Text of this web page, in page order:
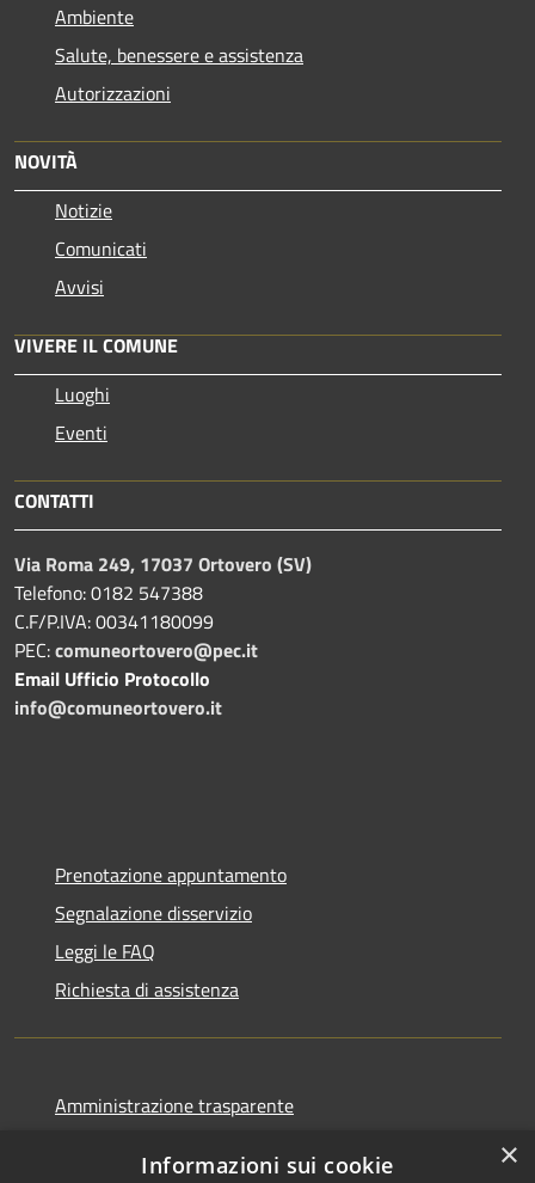
Ambiente
Salute, benessere e assistenza
Autorizzazioni
NOVITÀ
Notizie
Comunicati
Avvisi
VIVERE IL COMUNE
Luoghi
Eventi
CONTATTI
Via Roma 249, 17037 Ortovero (SV)
Telefono: 0182 547388
C.F/P.IVA: 00341180099
PEC:comuneortovero@pec.it
Email Ufficio Protocollo
info@comuneortovero.it
Prenotazione appuntamento
Segnalazione disservizio
Leggi le FAQ
Richiesta di assistenza
Amministrazione trasparente
×
Informazioni sui cookie